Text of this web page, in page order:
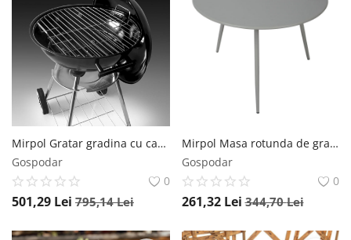
Mirpol Gratar gradina cu carbuni negru MIR230 H65 cm
Gospodar
0
501,29 Lei 795,14Lei
Mirpol Masa rotunda de gradina Vibe 60 cm
Gospodar
0
261,32 Lei 344,70Lei